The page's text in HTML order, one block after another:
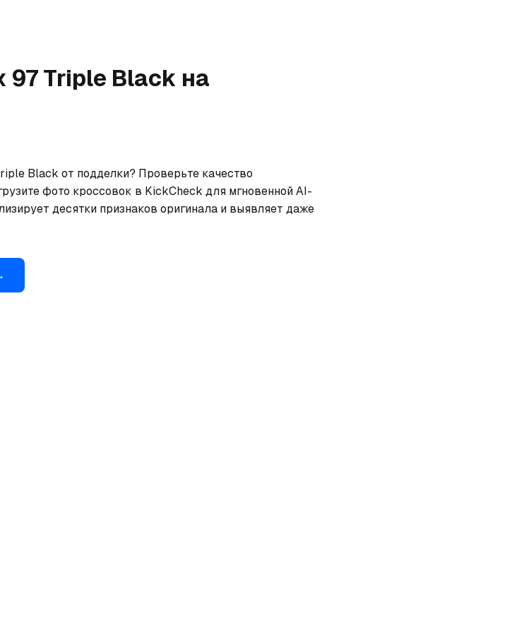
97 Triple Black на
Black от подделки? Проверьте качество
фото кроссовок в KickCheck для мгновенной AI-
десятки признаков оригинала и выявляет даже